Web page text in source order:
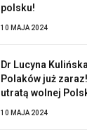
polsku!
10 MAJA 2024
Dr Lucyna
Polaków już
utratą wolnej
10 MAJA 2024